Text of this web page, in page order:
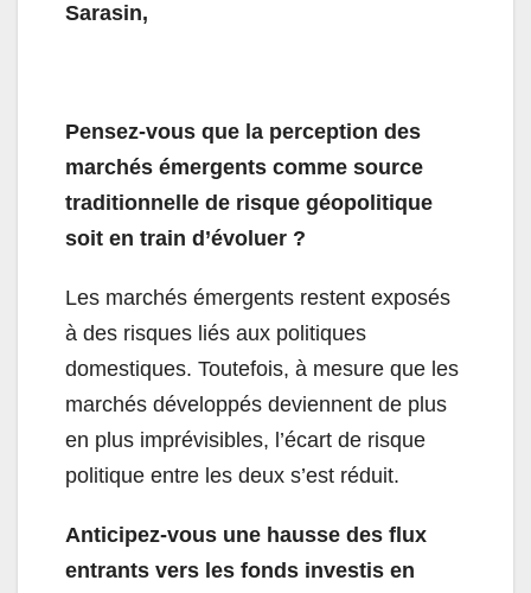
Sarasin,
Pensez-vous que la perception des
marchés émergents comme source
traditionnelle de risque géopolitique
soit en train d’évoluer ?
Les marchés émergents restent exposés
à des risques liés aux politiques
domestiques. Toutefois, à mesure que les
marchés développés deviennent de plus
en plus imprévisibles, l’écart de risque
politique entre les deux s’est réduit.
Anticipez-vous une hausse des flux
entrants vers les fonds investis en